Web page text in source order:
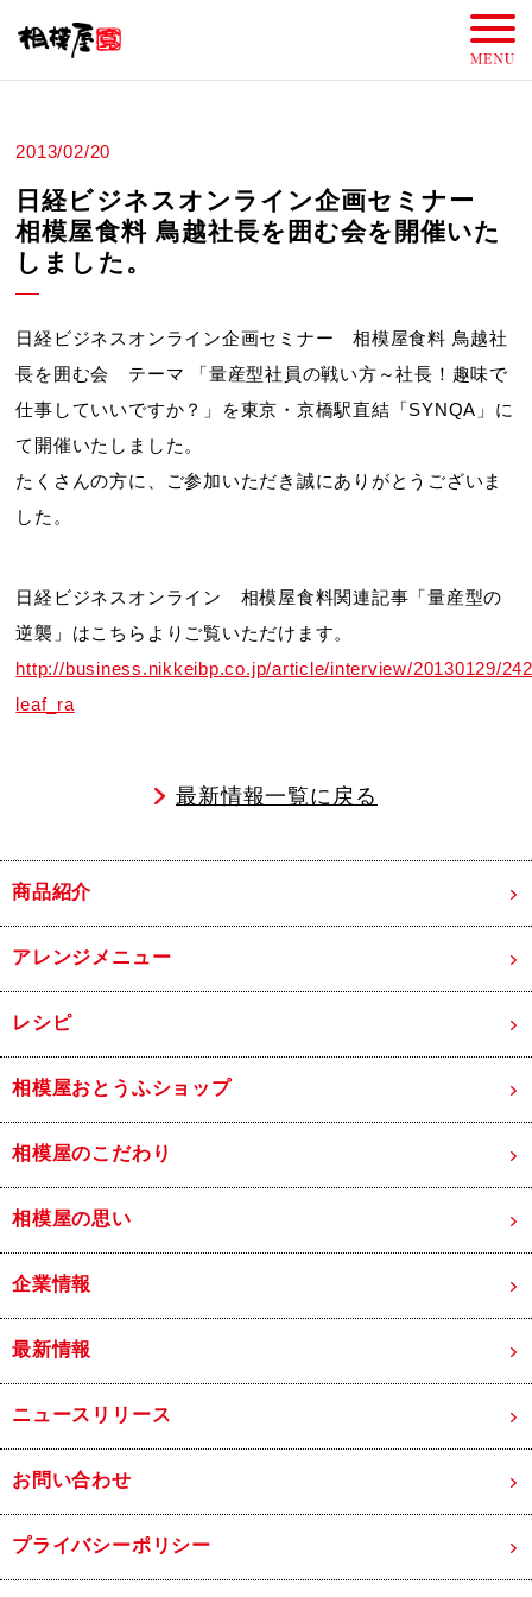
2013/02/20
日経ビジネスオンライン企画セミナー
相模屋食料 鳥越社長を囲む会を開催いた
しました。
日経ビジネスオンライン企画セミナー 相模屋食料 鳥越社
長を囲む会 テーマ 「量産型社員の戦い方～社長！趣味で
仕事していいですか？」を東京・京橋駅直結「SYNQA」に
て開催いたしました。
たくさんの方に、ご参加いただき誠にありがとうございま
した。
日経ビジネスオンライン 相模屋食料関連記事「量産型の
逆襲」はこちらよりご覧いただけます。
http://business.nikkeibp.co.jp/article/interview/20130129/
leaf_ra
最新情報一覧に戻る
商品紹介
アレンジメニュー
レシピ
相模屋おとうふショップ
相模屋のこだわり
相模屋の思い
企業情報
最新情報
ニュースリリース
お問い合わせ
プライバシーポリシー